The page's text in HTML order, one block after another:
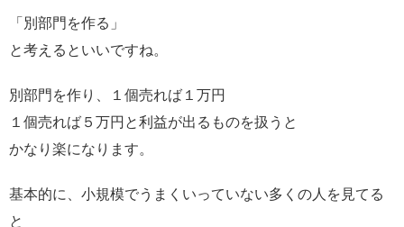
「別部門を作る」
と考えるといいですね。
別部門を作り、１個売れば１万円
１個売れば５万円と利益が出るものを扱うと
かなり楽になります。
基本的に、小規模でうまくいっていない多くの人を見てる
と